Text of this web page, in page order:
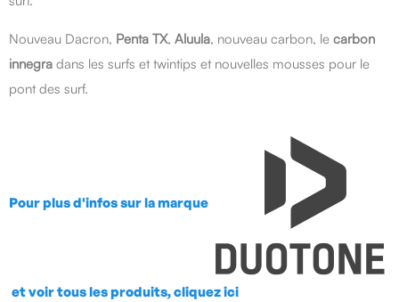
Nouveau Dacron, Penta TX, Aluula, nouveau carbon, le carbon
innegra dans les surfs et twintips et nouvelles mousses pour le
pont des surf.
Pour plus d'infos sur la marque
et voir tous les produits, cliquez ici